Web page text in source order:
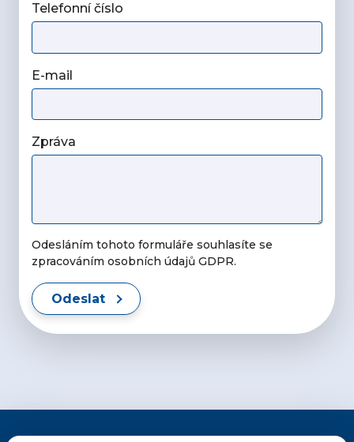
Telefonní číslo
E-mail
Zpráva
Odesláním tohoto formuláře souhlasíte se
zpracováním osobních údajů GDPR.
Odeslat